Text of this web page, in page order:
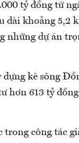
tỷ đồng từ
dài khoảng 5,2
những dự án
dựng kè sông
hơn 613 tỷ
trong công tác